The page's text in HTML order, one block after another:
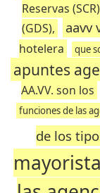
Reservas
(GDS),
aavv
hotelera
que
apuntes
AA.VV. son los
funciones de las
de los